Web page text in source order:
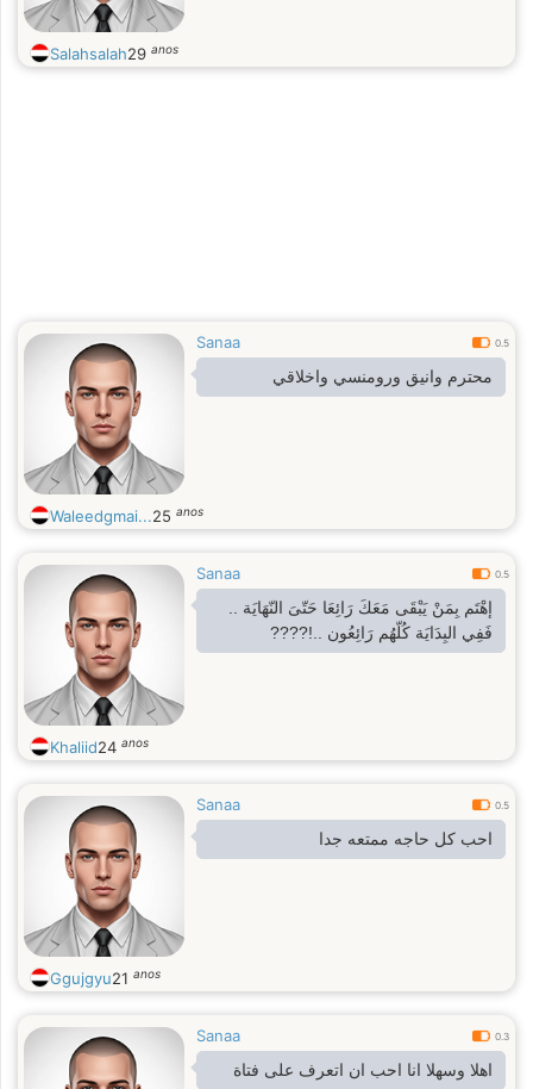
Salahsalah29 anos
Sanaa 0.5
محترم وانيق ورومنسي واخلاقي
Waleedgmai...25 anos
Sanaa 0.5
إهْتَم بِمَنْ يَبْقَى مَعَكَ رَائِعَا حَتّىَ النّهَايَة ..
فَفِي البِدَايَة كُلّهُم رَائِعُون ..!????
Khaliid24 anos
Sanaa 0.5
احب كل حاجه ممتعه جدا
Ggujgyu21 anos
Sanaa 0.3
اهلا وسهلا انا احب ان اتعرف على فتاة